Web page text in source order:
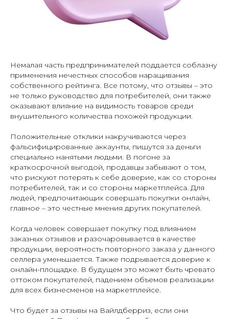
Немалая часть предпринимателей поддается соблазну
применения нечестных способов наращивания
собственного рейтинга. Все потому, что отзывы – это
не только руководство для потребителей, они также
оказывают влияние на видимость товаров среди
внушительного количества похожей продукции.
Положительные отклики накручиваются через
фальсифицированные аккаунты, пишутся за деньги
специально нанятыми людьми. В погоне за
краткосрочной выгодой, продавцы забывают о том,
что рискуют потерять к себе доверие, как со стороны
потребителей, так и со стороны маркетплейса. Для
людей, предпочитающих совершать покупки онлайн,
главное – это честные мнения других покупателей.
Когда человек совершает покупку под влиянием
заказных отзывов и разочаровывается в качестве
продукции, вероятность повторного заказа у данного
селлера уменьшается. Также подрывается доверие к
онлайн-площадке. В будущем это может быть чревато
оттоком покупателей, падением объемов реализации
для всех бизнесменов на маркетплейсе.
Что будет за отзывы на Вайлдберриз, если они